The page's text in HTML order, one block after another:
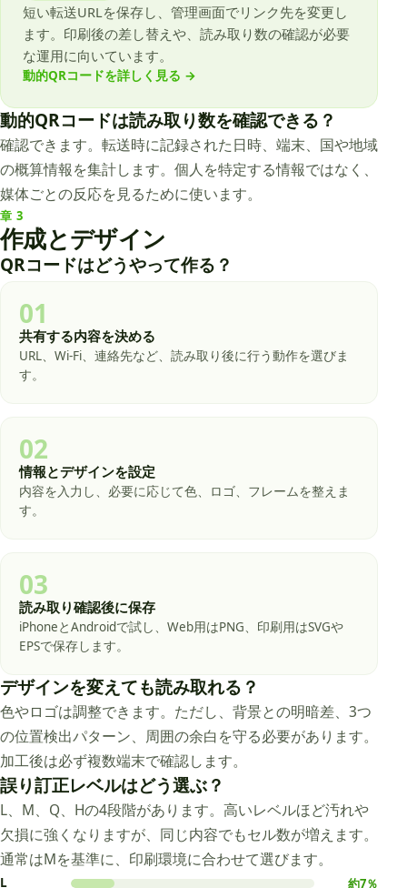
短い転送URLを保存し、管理画面でリンク先を変更し
ます。印刷後の差し替えや、読み取り数の確認が必要
な運用に向いています。
動的QRコードを詳しく見る →
動的QRコードは読み取り数を確認できる？
確認できます。転送時に記録された日時、端末、国や地域
の概算情報を集計します。個人を特定する情報ではなく、
媒体ごとの反応を見るために使います。
章 3
作成とデザイン
QRコードはどうやって作る？
01
共有する内容を決める
URL、Wi-Fi、連絡先など、読み取り後に行う動作を選びま
す。
02
情報とデザインを設定
内容を入力し、必要に応じて色、ロゴ、フレームを整えま
す。
03
読み取り確認後に保存
iPhoneとAndroidで試し、Web用はPNG、印刷用はSVGや
EPSで保存します。
デザインを変えても読み取れる？
色やロゴは調整できます。ただし、背景との明暗差、3つ
の位置検出パターン、周囲の余白を守る必要があります。
加工後は必ず複数端末で確認します。
誤り訂正レベルはどう選ぶ？
L、M、Q、Hの4段階があります。高いレベルほど汚れや
欠損に強くなりますが、同じ内容でもセル数が増えます。
通常はMを基準に、印刷環境に合わせて選びます。
L
約7％